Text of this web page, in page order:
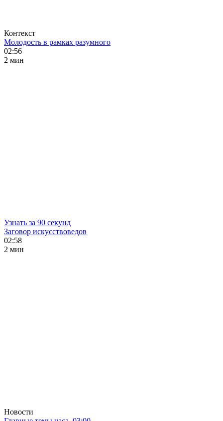
Контекст
Молодость в рамках разумного
02:56
2 мин
Узнать за 90 секунд
Заговор искусствоведов
02:58
2 мин
Новости